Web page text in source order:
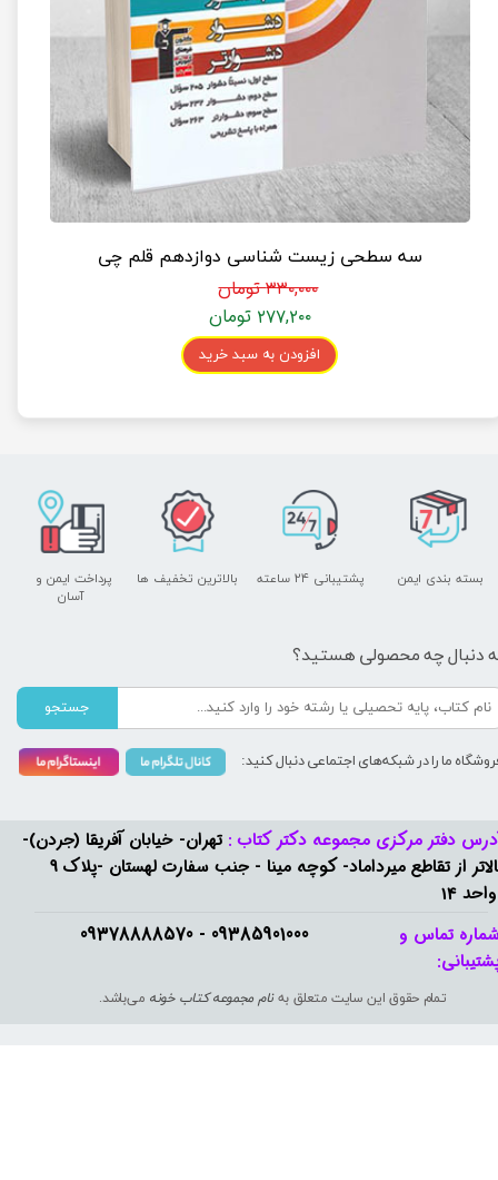
سه سطحی زیست شناسی دوازدهم قلم چی
۳۳۰,۰۰۰ تومان
۲۷۷,۲۰۰ تومان
افزودن به سبد خرید
09385901000 - 09378888570​​​​​​​
دفتر مرکزی مجموعه دکتر کتاب : تهران- خیابان آفریقا (جردن)-
بالاتر از تقاطع میرداماد- کوچه مینا - جنب سفارت لهستان -پلاک 9
14
تمام حقوق این سایت متعلق بهنام مجموعه کتاب خونه می‌باشد.
تماس و
پشتیبانی ۲۴ ساعته
پرداخت ایمن و ​​​​​​​
آسان
بسته بندی ایمن بالاترین تخفیف ها
دنبال چه محصولی هستید؟
جستجو
ما را در شبکه‌های اجتماعی دنبال کنید: